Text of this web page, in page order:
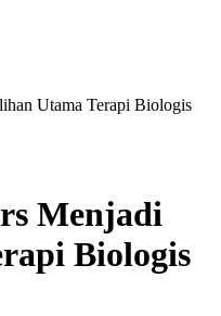
Utama Terapi Biologis
Menjadi
Biologis